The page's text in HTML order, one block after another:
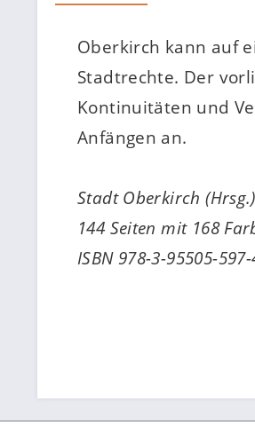
Oberkirch kann auf
Stadtrechte. Der
Kontinuitäten und
Anfängen an.
Stadt Oberkirch
144 Seiten mit 168
ISBN 978-3-95505-